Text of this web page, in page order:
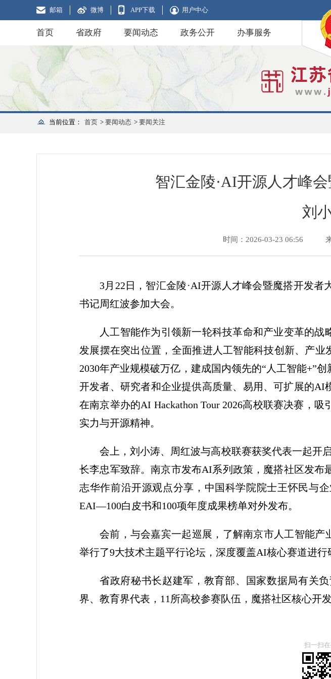
邮箱 微博 APP下载 用户中心
首页 省政府 要闻动态 政务公开 办事服务
当前位置： 首页 > 要闻动态 > 要闻关注
智汇金陵·AI开源人才峰
刘
时间：2026-03-23 06:56
3月22日，智汇金陵·AI开源人才峰会暨魔搭开发
书记周红波参加大会。
人工智能作为引领新一轮科技革命和产业变革的
发展摆在突出位置，全面推进人工智能科技创新、产业
2030年产业规模破万亿，建成国内领先的“人工智能+”
开发者、研究者和企业提供高质量、易用、可扩展的
在南京举办的AI Hackathon Tour 2026高校联赛决赛，
实力与开源精神。
会上，刘小涛、周红波与高校联赛获奖代表一起开
长李忠军致辞。南京市发布AI系列政策，魔搭社区发
志华作前沿开源观点分享，中国科学院院士王怀民与
EAI—100白皮书和100项年度成果榜单对外发布。
会前，与会嘉宾一起巡展，了解南京市人工智能
举行了9大技术主题平行论坛，深度覆盖AI核心赛道进行
省政府秘书长赵建军，教育部、国家数据局有关
界、教育界代表，11所高校参赛队伍，魔搭社区核心开
扫一扫